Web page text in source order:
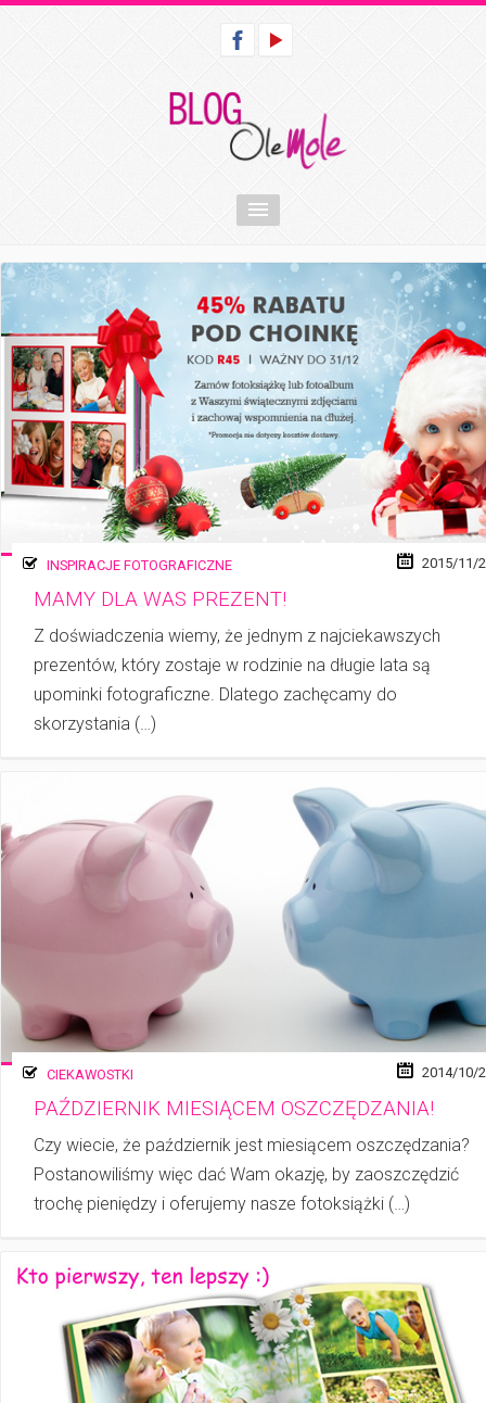
INSPIRACJE FOTOGRAFICZNE 2015/11/
MAMY DLA WAS PREZENT!
Z doświadczenia wiemy, że jednym z najciekawszych
prezentów, który zostaje w ro­dzi­nie na długie lata są
upominki fotograficzne. Dlatego zachęcamy do
skorzystania (…)
CIEKAWOSTKI 2014/10/
PAŹDZIERNIK MIESIĄCEM OSZCZĘDZANIA!
Czy wiecie, że październik jest miesiącem oszczędzania?
Postanowiliśmy więc dać Wam okazję, by zaoszczędzić
trochę pieniędzy i oferujemy nasze fotoksiążki (…)